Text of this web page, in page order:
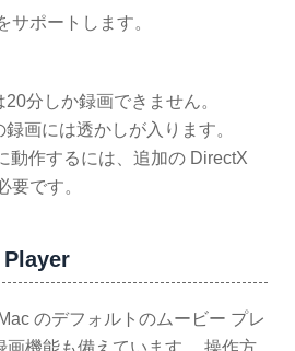
サポートします。
分しか録画できません。
画には透かしが入ります。
動作するには、追加の DirectX
要です。
のデフォルトのムービー プレ
画機能も備えています。 操作方